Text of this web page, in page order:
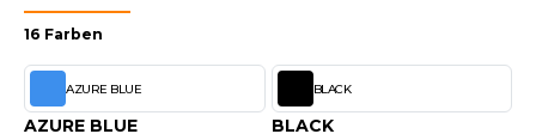
- BLANKS
16 Farben
AZURE BLUE
AZURE BLUE
BLACK
BLACK